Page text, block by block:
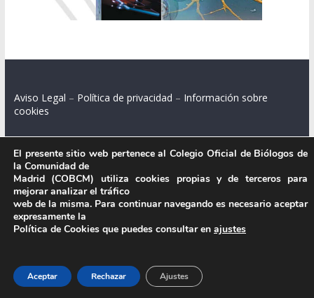
Aviso Legal – Política de privacidad – Información sobre
cookies
Colegio Oficial de Biólogos de la Comunidad de Madrid.
C/ Santa Engracia 108, 2º int.izq. 28003 Madrid.
El presente sitio web pertenece al Colegio Oficial de Biólogos de
la Comunidad de
Madrid (COBCM) utiliza cookies propias y de terceros para
mejorar analizar el tráfico
web de la misma. Para continuar navegando es necesario aceptar
expresamente la
Política de Cookies que puedes consultar en ajustes
Aceptar Rechazar Ajustes